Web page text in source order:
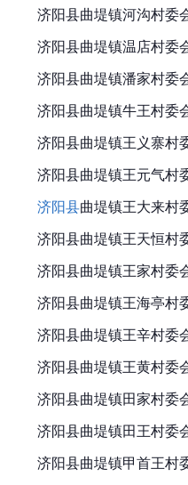
济阳县曲堤镇河沟村委
济阳县曲堤镇温店村委
济阳县曲堤镇潘家村委
济阳县曲堤镇牛王村委
济阳县曲堤镇王义寨村
济阳县曲堤镇王元气村
济阳县曲堤镇王大来村
济阳县曲堤镇王天恒村
济阳县曲堤镇王家村委
济阳县曲堤镇王海亭村
济阳县曲堤镇王辛村委
济阳县曲堤镇王黄村委
济阳县曲堤镇田家村委
济阳县曲堤镇田王村委
济阳县曲堤镇甲首王村